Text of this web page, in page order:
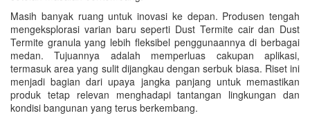
Masih banyak ruang untuk inovasi ke depan. Produsen tengah
mengeksplorasi varian baru seperti Dust Termite cair dan Dust
Termite granula yang lebih fleksibel penggunaannya di berbagai
medan. Tujuannya adalah memperluas cakupan aplikasi,
termasuk area yang sulit dijangkau dengan serbuk biasa. Riset ini
menjadi bagian dari upaya jangka panjang untuk memastikan
produk tetap relevan menghadapi tantangan lingkungan dan
kondisi bangunan yang terus berkembang.